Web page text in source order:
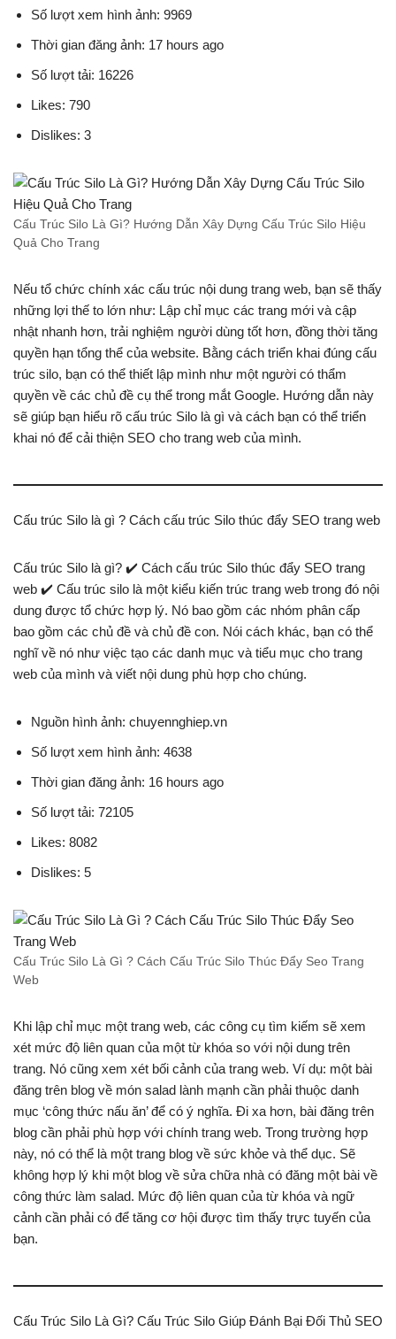
Số lượt xem hình ảnh: 9969
Thời gian đăng ảnh: 17 hours ago
Số lượt tải: 16226
Likes: 790
Dislikes: 3
Cấu Trúc Silo Là Gì? Hướng Dẫn Xây Dựng Cấu Trúc Silo Hiệu
Quả Cho Trang
Nếu tổ chức chính xác cấu trúc nội dung trang web, bạn sẽ thấy
những lợi thế to lớn như: Lập chỉ mục các trang mới và cập
nhật nhanh hơn, trải nghiệm người dùng tốt hơn, đồng thời tăng
quyền hạn tổng thể của website. Bằng cách triển khai đúng cấu
trúc silo, bạn có thể thiết lập mình như một người có thẩm
quyền về các chủ đề cụ thể trong mắt Google. Hướng dẫn này
sẽ giúp bạn hiểu rõ cấu trúc Silo là gì và cách bạn có thể triển
khai nó để cải thiện SEO cho trang web của mình.
Cấu trúc Silo là gì ? Cách cấu trúc Silo thúc đẩy SEO trang web
Cấu trúc Silo là gì? ✔️ Cách cấu trúc Silo thúc đẩy SEO trang
web ✔️ Cấu trúc silo là một kiểu kiến ​​trúc trang web trong đó nội
dung được tổ chức hợp lý. Nó bao gồm các nhóm phân cấp
bao gồm các chủ đề và chủ đề con. Nói cách khác, bạn có thể
nghĩ về nó như việc tạo các danh mục và tiểu mục cho trang
web của mình và viết nội dung phù hợp cho chúng.
Nguồn hình ảnh: chuyennghiep.vn
Số lượt xem hình ảnh: 4638
Thời gian đăng ảnh: 16 hours ago
Số lượt tải: 72105
Likes: 8082
Dislikes: 5
Cấu Trúc Silo Là Gì ? Cách Cấu Trúc Silo Thúc Đẩy Seo Trang
Web
Khi lập chỉ mục một trang web, các công cụ tìm kiếm sẽ xem
xét mức độ liên quan của một từ khóa so với nội dung trên
trang. Nó cũng xem xét bối cảnh của trang web. Ví dụ: một bài
đăng trên blog về món salad lành mạnh cần phải thuộc danh
mục ‘công thức nấu ăn’ để có ý nghĩa. Đi xa hơn, bài đăng trên
blog cần phải phù hợp với chính trang web. Trong trường hợp
này, nó có thể là một trang blog về sức khỏe và thể dục. Sẽ
không hợp lý khi một blog về sửa chữa nhà có đăng một bài về
công thức làm salad. Mức độ liên quan của từ khóa và ngữ
cảnh cần phải có để tăng cơ hội được tìm thấy trực tuyến của
bạn.
Cấu Trúc Silo Là Gì? Cấu Trúc Silo Giúp Đánh Bại Đối Thủ SEO